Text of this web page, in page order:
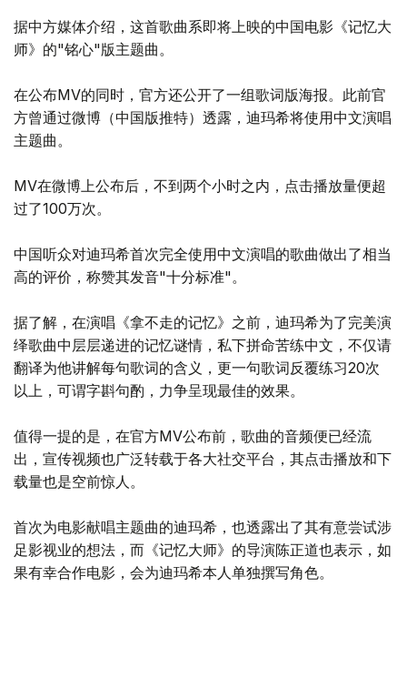
据中方媒体介绍，这首歌曲系即将上映的中国电影《记忆大
师》的"铭心"版主题曲。
在公布MV的同时，官方还公开了一组歌词版海报。此前官
方曾通过微博（中国版推特）透露，迪玛希将使用中文演唱
主题曲。
MV在微博上公布后，不到两个小时之内，点击播放量便超
过了100万次。
中国听众对迪玛希首次完全使用中文演唱的歌曲做出了相当
高的评价，称赞其发音"十分标准"。
据了解，在演唱《拿不走的记忆》之前，迪玛希为了完美演
绎歌曲中层层递进的记忆谜情，私下拼命苦练中文，不仅请
翻译为他讲解每句歌词的含义，更一句歌词反覆练习20次
以上，可谓字斟句酌，力争呈现最佳的效果。
值得一提的是，在官方MV公布前，歌曲的音频便已经流
出，宣传视频也广泛转载于各大社交平台，其点击播放和下
载量也是空前惊人。
首次为电影献唱主题曲的迪玛希，也透露出了其有意尝试涉
足影视业的想法，而《记忆大师》的导演陈正道也表示，如
果有幸合作电影，会为迪玛希本人单独撰写角色。